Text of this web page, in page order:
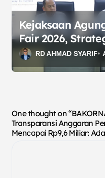
Kejaksaan
Fair 2026,
Optimalkan
Negara
RD AHMAD SYARIF
One thought on
Transparansi Anggaran
Mencapai Rp9,6 Miliar: